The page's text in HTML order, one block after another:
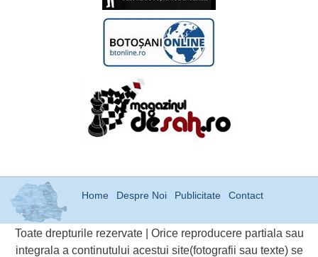
Home Despre Noi Publicitate Contact
Toate drepturile rezervate | Orice reproducere partiala sau
integrala a continutului acestui site(fotografii sau texte) se